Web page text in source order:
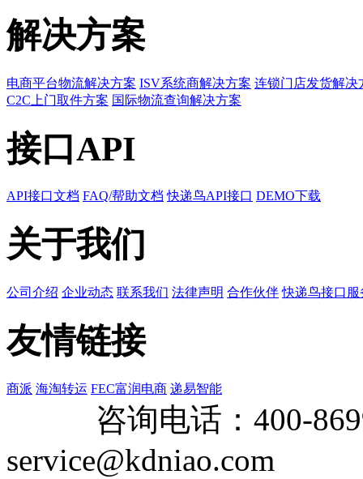
解决方案
电商平台物流解决方案 ISV系统商解决方案 连锁门店发货解决
C2C上门取件方案 国际物流查询解决方案
接口API
API接口文档 FAQ/帮助文档 快递鸟API接口 DEMO下载
关于我们
公司介绍 企业动态 联系我们 法律声明 合作伙伴 快递鸟接口服
友情链接
商派 海淘转运 FEC富润电商 递易智能
咨询电话： 400-
service@kdniao.com